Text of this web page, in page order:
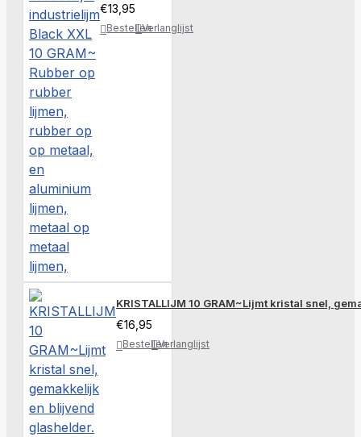
€13,95
BestellenVerlanglijst
KRISTALLIJM 10 GRAM~Lijmt kristal snel,
€16,95
BestellenVerlanglijst